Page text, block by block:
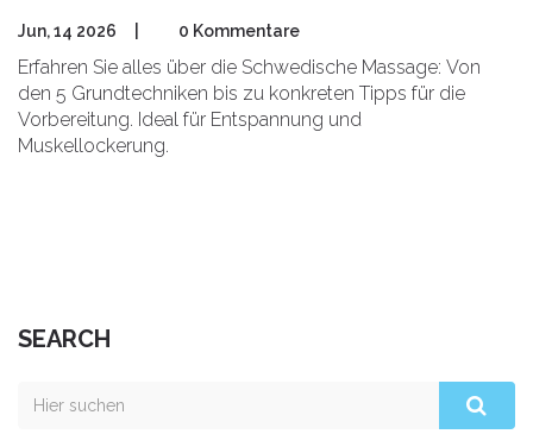
Jun, 14 2026 0 Kommentare
Erfahren Sie alles über die Schwedische Massage: Von
den 5 Grundtechniken bis zu konkreten Tipps für die
Vorbereitung. Ideal für Entspannung und
Muskellockerung.
SEARCH